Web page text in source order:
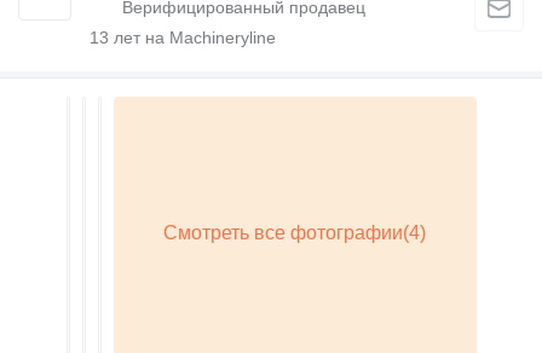
13 лет на Machineryline